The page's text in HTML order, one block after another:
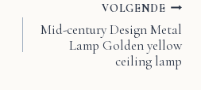
VOLGENDE
Mid-century Design Metal
Lamp Golden yellow
ceiling lamp